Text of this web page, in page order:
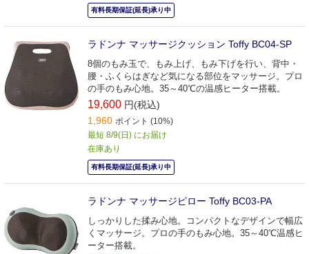
有料長期保証(延長)承り中
ラドンナ マッサージクッション Toffy BC04-SP
8個のもみ玉で、もみ上げ、もみ下げを行い、背中・
腰・ふくらはぎなど気になる部位をマッサージ。プロ
の手のもみ心地。35～40℃の温感ヒーター搭載。
19,600 円(税込)
1,960 ポイント (10%)
最短 8/9(日) にお届け
在庫あり
有料長期保証(延長)承り中
ラドンナ マッサージピロー Toffy BC03-PA
しっかりした揉み心地。コンパクトなデザインで幅広
くマッサージ。プロの手のもみ心地。35～40℃温感ヒ
ーター搭載。